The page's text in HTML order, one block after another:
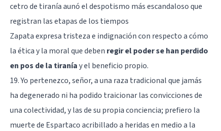
cetro de tiranía aunó el despotismo más escandaloso que
registran las etapas de los tiempos
Zapata expresa tristeza e indignación con respecto a cómo
la ética y la moral que deben regir el poder se han perdido
en pos de la tiraníay el beneficio propio.
19. Yo pertenezco, señor, a una raza tradicional que jamás
ha degenerado ni ha podido traicionar las convicciones de
una colectividad, y las de su propia conciencia; prefiero la
muerte de Espartaco acribillado a heridas en medio a la